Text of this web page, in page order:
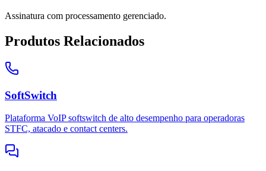
Assinatura com processamento gerenciado.
Produtos Relacionados
SoftSwitch
Plataforma VoIP softswitch de alto desempenho para operadoras
STFC, atacado e contact centers.